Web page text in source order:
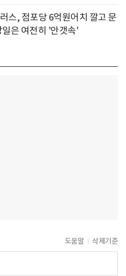
스, 점포당 6억원어치 깔고 문
은 여전히 '안갯속'
도움말 삭제기준